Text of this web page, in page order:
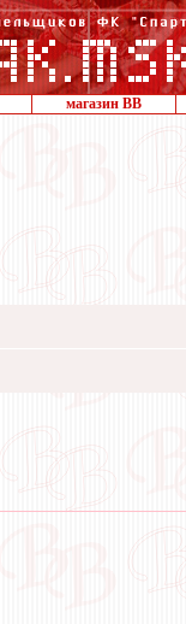
магазин ВВ